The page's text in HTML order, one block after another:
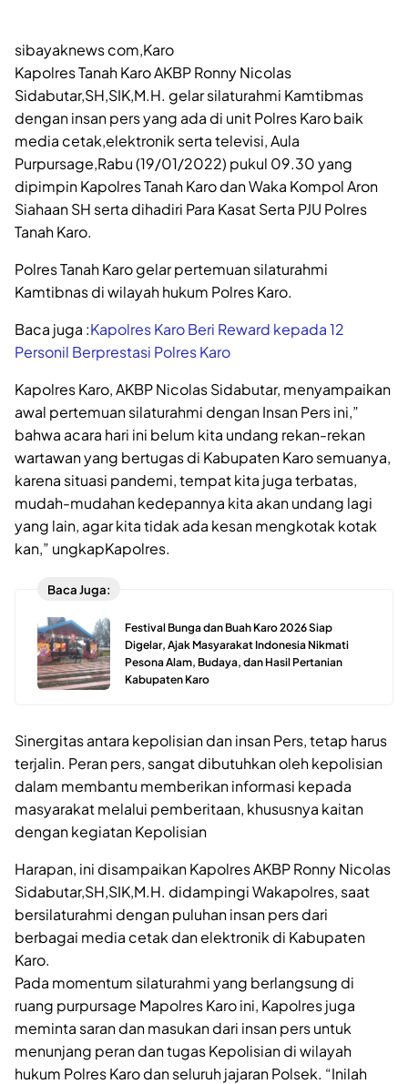
sibayaknews com,Karo
Kapolres Tanah Karo AKBP Ronny Nicolas
Sidabutar,SH,SIK,M.H. gelar silaturahmi Kamtibmas
dengan insan pers yang ada di unit Polres Karo baik
media cetak,elektronik serta televisi, Aula
Purpursage,Rabu (19/01/2022) pukul 09.30 yang
dipimpin Kapolres Tanah Karo dan Waka Kompol Aron
Siahaan SH serta dihadiri Para Kasat Serta PJU Polres
Tanah Karo.
Polres Tanah Karo gelar pertemuan silaturahmi
Kamtibnas di wilayah hukum Polres Karo.
Baca juga :Kapolres Karo Beri Reward kepada 12
Personil Berprestasi Polres Karo
Kapolres Karo, AKBP Nicolas Sidabutar, menyampaikan
awal pertemuan silaturahmi dengan Insan Pers ini,”
bahwa acara hari ini belum kita undang rekan-rekan
wartawan yang bertugas di Kabupaten Karo semuanya,
karena situasi pandemi, tempat kita juga terbatas,
mudah-mudahan kedepannya kita akan undang lagi
yang lain, agar kita tidak ada kesan mengkotak kotak
kan,” ungkapKapolres.
Baca Juga:
Festival Bunga dan Buah Karo 2026 Siap
Digelar, Ajak Masyarakat Indonesia Nikmati
Pesona Alam, Budaya, dan Hasil Pertanian
Kabupaten Karo
Sinergitas antara kepolisian dan insan Pers, tetap harus
terjalin. Peran pers, sangat dibutuhkan oleh kepolisian
dalam membantu memberikan informasi kepada
masyarakat melalui pemberitaan, khususnya kaitan
dengan kegiatan Kepolisian
Harapan, ini disampaikan Kapolres AKBP Ronny Nicolas
Sidabutar,SH,SIK,M.H. didampingi Wakapolres, saat
bersilaturahmi dengan puluhan insan pers dari
berbagai media cetak dan elektronik di Kabupaten
Karo.
Pada momentum silaturahmi yang berlangsung di
ruang purpursage Mapolres Karo ini, Kapolres juga
meminta saran dan masukan dari insan pers untuk
menunjang peran dan tugas Kepolisian di wilayah
hukum Polres Karo dan seluruh jajaran Polsek. “Inilah